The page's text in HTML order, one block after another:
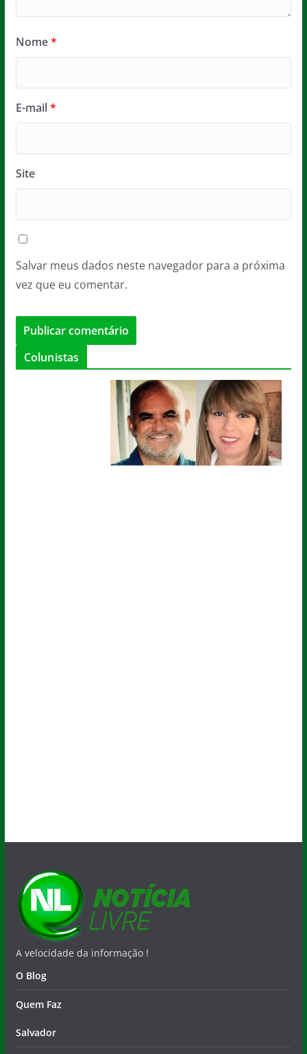
Nome*
E-mail*
Site
Salvar meus dados neste navegador para a próxima
vez que eu comentar.
Colunistas
A velocidade da informação !
O Blog
Quem Faz
Salvador